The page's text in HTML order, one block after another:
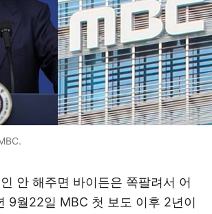
안 해주면 바이든은 쪽팔려서 어
9월22일 MBC 첫 보도 이후 2년이